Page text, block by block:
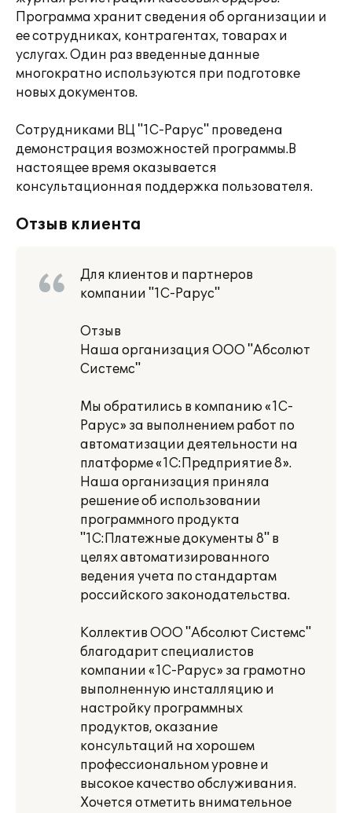
Программа хранит сведения об организации и
ее сотрудниках, контрагентах, товарах и
услугах. Один раз введенные данные
многократно используются при подготовке
новых документов.
Сотрудниками ВЦ "1С-Рарус" проведена
демонстрация возможностей программы.В
настоящее время оказывается
консультационная поддержка пользователя.
Отзыв клиента
Для клиентов и партнеров
компании "1С-Рарус"
Отзыв
Наша организация ООО "Абсолют
Системс"
Мы обратились в компанию «1С-
Рарус» за выполнением работ по
автоматизации деятельности на
платформе «1С:Предприятие 8».
Наша организация приняла
решение об использовании
программного продукта
"1С:Платежные документы 8" в
целях автоматизированного
ведения учета по стандартам
российского законодательства.
Коллектив ООО "Абсолют Системс"
благодарит специалистов
компании «1С-Рарус» за грамотно
выполненную инсталляцию и
настройку программных
продуктов, оказание
консультаций на хорошем
профессиональном уровне и
высокое качество обслуживания.
Хочется отметить внимательное